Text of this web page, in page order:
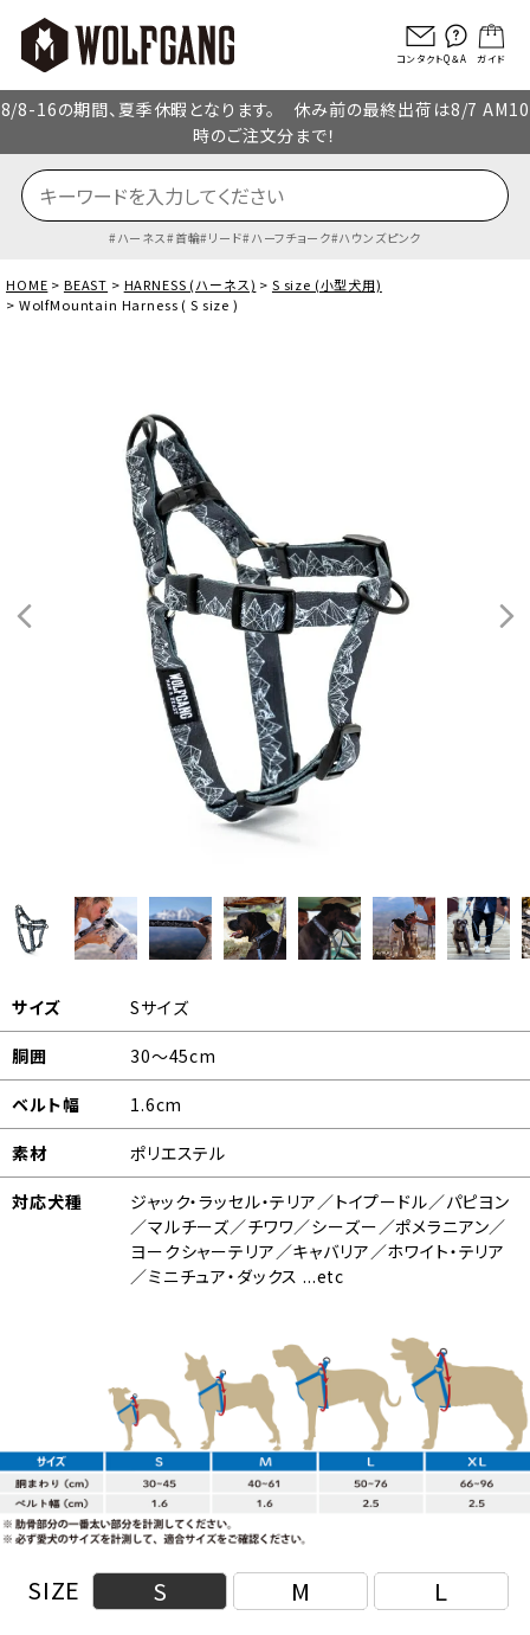
コンタクトQ＆A ガイド
8/8-16の期間、夏季休暇となります。 休み前の最終出荷は8/7 AM10
時のご注文分まで！
ハーネス 首輪 リード ハーフチョーク ハウンズピンク
HOME BEAST HARNESS (ハーネス)
S size (小型犬用)
WolfMountain Harness ( S size )
サイズ Sサイズ
胴囲 30～45cm
ベルト幅 1.6cm
素材 ポリエステル
対応犬種
ジャック・ラッセル・テリア／トイプードル／パピヨン
／マルチーズ／チワワ／シーズー／ポメラニアン／
ヨークシャーテリア／キャバリア／ホワイト・テリア
／ミニチュア・ダックス ...etc
SIZE S M L